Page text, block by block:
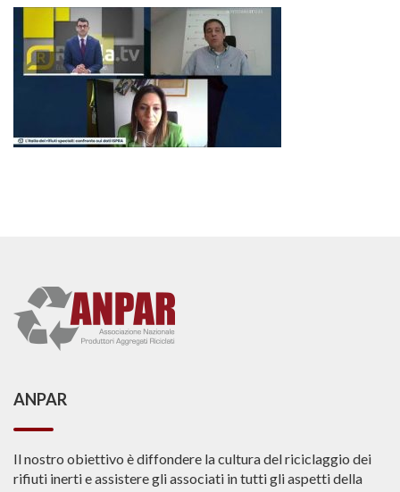
ANPAR
Il nostro obiettivo è diffondere la cultura del riciclaggio dei
rifiuti inerti e assistere gli associati in tutti gli aspetti della